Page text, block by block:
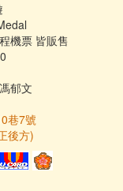
機票 皆販售
郁文
巷7號
後方)